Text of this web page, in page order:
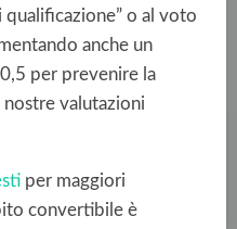
o al voto
anche un
per prevenire la
valutazioni
per maggiori
convertibile è